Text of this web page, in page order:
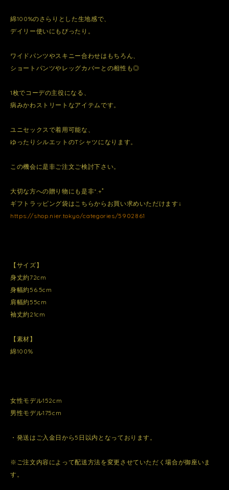
綿100%のさらりとした生地感で、
デイリー使いにもぴったり。
ワイドパンツやスキニー合わせはもちろん、
ショートパンツやレッグカバーとの相性も◎
1枚でコーデの主役になる、
病みかわストリートなアイテムです。
ユニセックスで着用可能な、
ゆったりシルエットのTシャツになります。
この機会に是非ご注文ご検討下さい。
大切な方への贈り物にも是非*.+ﾟ
ギフトラッピング袋はこちらからお買い求めいただけます↓
https://shop.nier.tokyo/categories/5902861
【サイズ】
身丈約72cm
身幅約56.5cm
肩幅約55cm
袖丈約21cm
【素材】
綿100%
女性モデル152cm
男性モデル175cm
・発送はご入金日から5日以内となっております。
※ご注文内容によって配送方法を変更させていただく場合が御座いま
す。